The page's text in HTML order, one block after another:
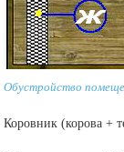
Обустройство
Коровник (корова +